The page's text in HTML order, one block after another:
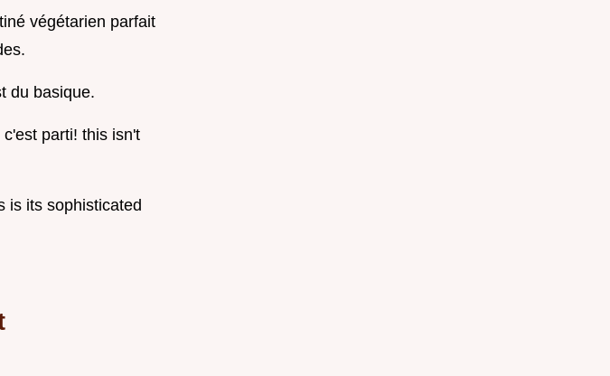
végétarien parfait
du basique.
parti! this isn't
is its sophisticated